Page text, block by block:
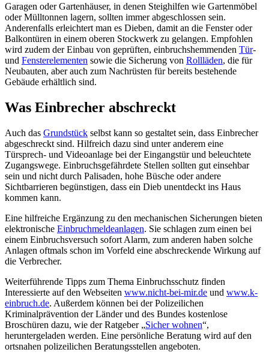
Garagen oder Gartenhäuser, in denen Steighilfen wie Gartenmöbel
oder Mülltonnen lagern, sollten immer abgeschlossen sein.
Anderenfalls erleichtert man es Dieben, damit an die Fenster oder
Balkontüren in einem oberen Stockwerk zu gelangen. Empfohlen
wird zudem der Einbau von geprüften, einbruchshemmenden Tür-
und Fensterelementen sowie die Sicherung von Rollläden, die für
Neubauten, aber auch zum Nachrüsten für bereits bestehende
Gebäude erhältlich sind.
Was Einbrecher abschreckt
Auch das Grundstück selbst kann so gestaltet sein, dass Einbrecher
abgeschreckt sind. Hilfreich dazu sind unter anderem eine
Türsprech- und Videoanlage bei der Eingangstür und beleuchtete
Zugangswege. Einbruchsgefährdete Stellen sollten gut einsehbar
sein und nicht durch Palisaden, hohe Büsche oder andere
Sichtbarrieren begünstigen, dass ein Dieb unentdeckt ins Haus
kommen kann.
Eine hilfreiche Ergänzung zu den mechanischen Sicherungen bieten
elektronische Einbruchmeldeanlagen. Sie schlagen zum einen bei
einem Einbruchsversuch sofort Alarm, zum anderen haben solche
Anlagen oftmals schon im Vorfeld eine abschreckende Wirkung auf
die Verbrecher.
Weiterführende Tipps zum Thema Einbruchsschutz finden
Interessierte auf den Webseiten www.nicht-bei-mir.de und www.k-
einbruch.de. Außerdem können bei der Polizeilichen
Kriminalprävention der Länder und des Bundes kostenlose
Broschüren dazu, wie der Ratgeber „Sicher wohnen“,
heruntergeladen werden. Eine persönliche Beratung wird auf den
ortsnahen polizeilichen Beratungsstellen angeboten.